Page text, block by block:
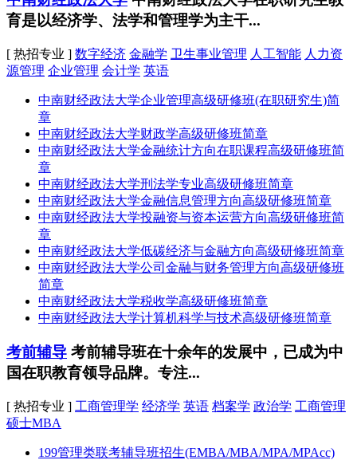
育是以经济学、法学和管理学为主干...
[ 热招专业 ] 数字经济 金融学 卫生事业管理 人工智能 人力资
源管理 企业管理 会计学 英语
中南财经政法大学企业管理高级研修班(在职研究生)简
章
中南财经政法大学财政学高级研修班简章
中南财经政法大学金融统计方向在职课程高级研修班简
章
中南财经政法大学刑法学专业高级研修班简章
中南财经政法大学金融信息管理方向高级研修班简章
中南财经政法大学投融资与资本运营方向高级研修班简
章
中南财经政法大学低碳经济与金融方向高级研修班简章
中南财经政法大学公司金融与财务管理方向高级研修班
简章
中南财经政法大学税收学高级研修班简章
中南财经政法大学计算机科学与技术高级研修班简章
考前辅导 考前辅导班在十余年的发展中，已成为中
国在职教育领导品牌。专注...
[ 热招专业 ] 工商管理学 经济学 英语 档案学 政治学 工商管理
硕士MBA
199管理类联考辅导班招生(EMBA/MBA/MPA/MPAcc)